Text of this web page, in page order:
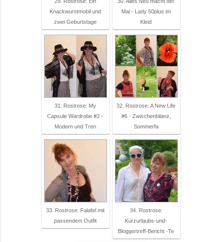
Knackwurstmobil und
zwei Geburtstage
Mai - Lady 50plus im
Kleid
31. Rostrose: My
Capsule Wardrobe #2 -
Modern und Tren
32. Rostrose: A New Life
#6 - Zwischenbilanz,
Sommerfa
33. Rostrose: Falafel mit
passendem Outfit
34. Rostrose:
Kurzurlaubs-und-
Bloggertreff-Bericht -Te